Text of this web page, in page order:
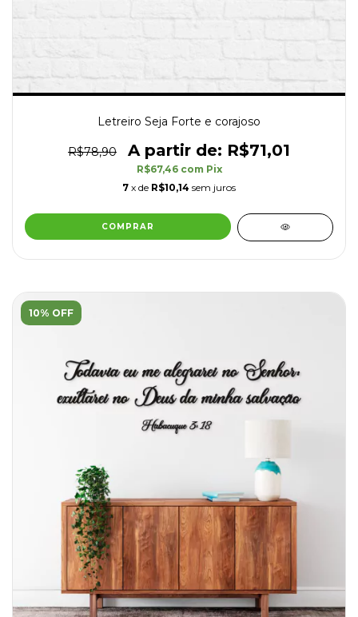
Letreiro Seja Forte e corajoso
R$78,90 R$71,01
R$67,46 com Pix
7 x de R$10,14 sem juros
10% OFF